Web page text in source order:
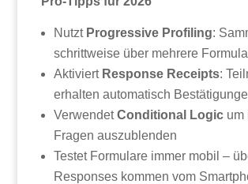
Nutzt Progressive Profiling:
schrittweise über mehrere
Aktiviert Response Receipts:
erhalten automatisch
VerwendetConditional Logic um
Fragen auszublenden
Testet Formulare immer mobil –
Responses kommen vom